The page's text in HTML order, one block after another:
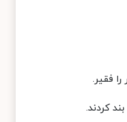
فقیر.
کردند.